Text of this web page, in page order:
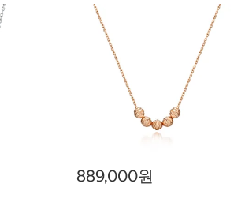
889,000원